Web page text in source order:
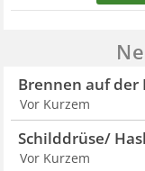
Brennen auf der
Vor Kurzem
Schilddrüse/
Vor Kurzem